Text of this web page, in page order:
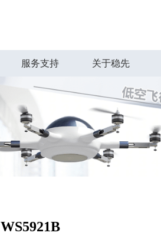
服务支持 关于稳先
WS5921B